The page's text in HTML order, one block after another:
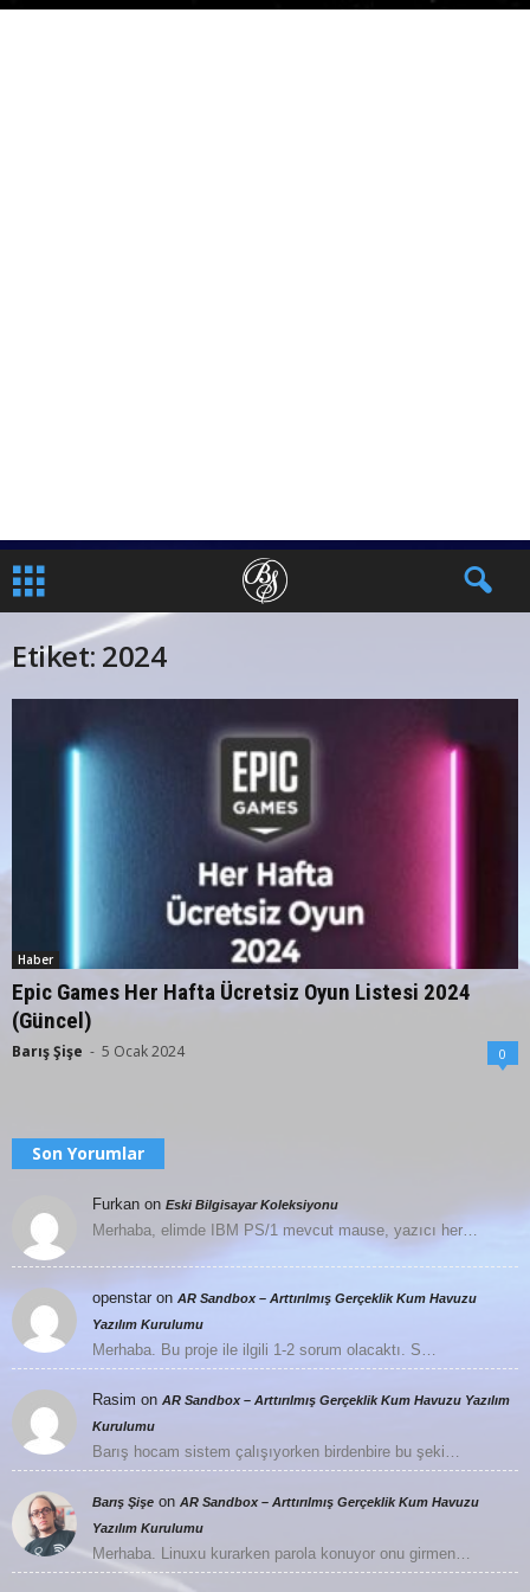
Etiket: 2024
Haber
Epic Games Her Hafta Ücretsiz Oyun Listesi 2024
(Güncel)
Barış Şişe - 5 Ocak 2024 0
Son Yorumlar
Furkan on Eski Bilgisayar Koleksiyonu
Merhaba, elimde IBM PS/1 mevcut mause, yazıcı her…
openstar on AR Sandbox – Arttırılmış Gerçeklik Kum Havuzu
Yazılım Kurulumu
Merhaba. Bu proje ile ilgili 1-2 sorum olacaktı. S…
Rasim on AR Sandbox – Arttırılmış Gerçeklik Kum Havuzu Yazılım
Kurulumu
Barış hocam sistem çalışıyorken birdenbire bu şeki…
Barış Şişe on AR Sandbox – Arttırılmış Gerçeklik Kum Havuzu
Yazılım Kurulumu
Merhaba. Linuxu kurarken parola konuyor onu girmen…